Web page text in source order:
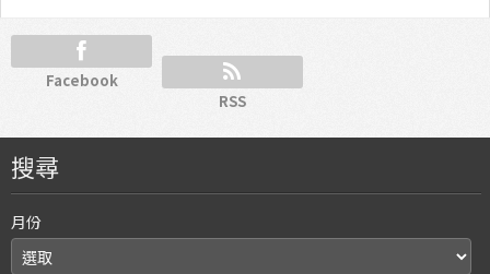
Facebook
RSS
搜尋
月份